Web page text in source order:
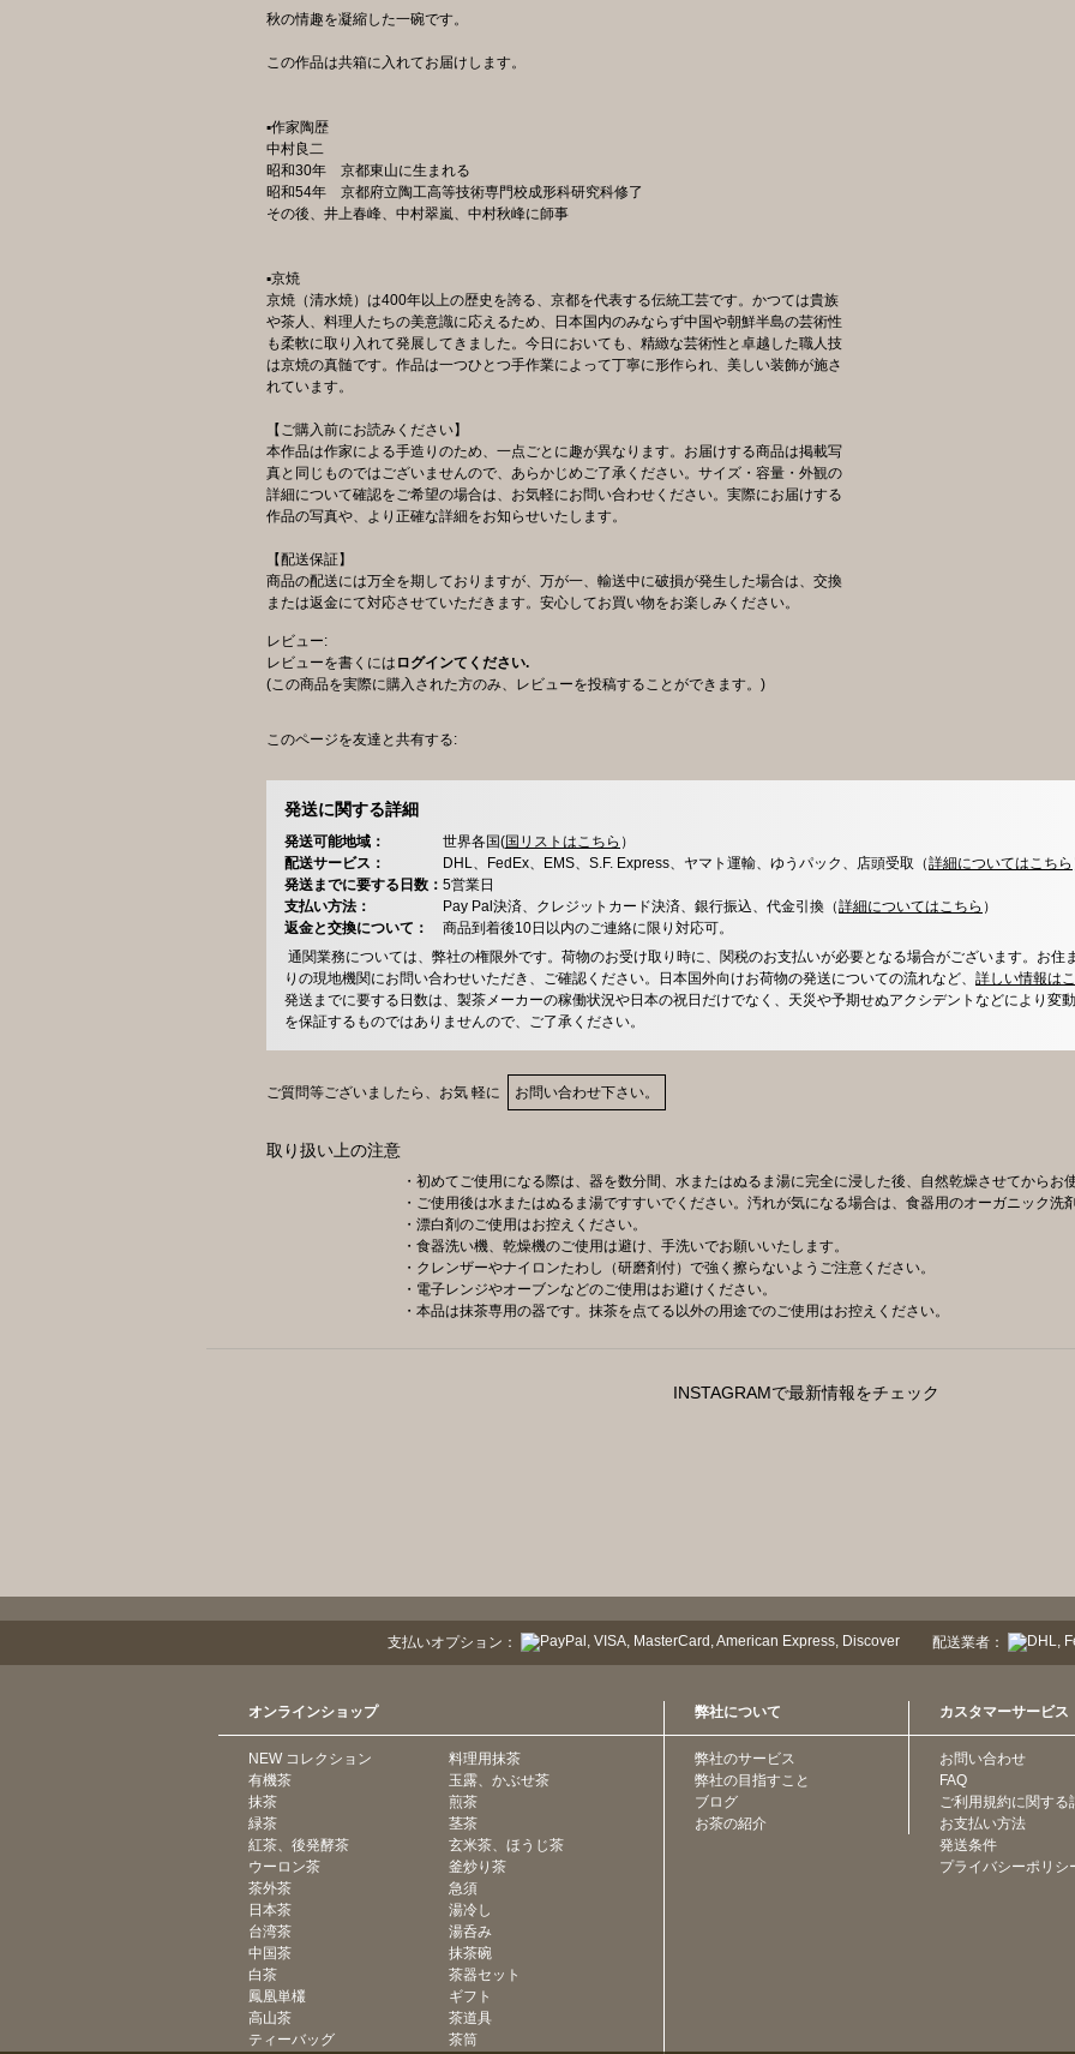
秋の情趣を凝縮した一碗です。
この作品は共箱に入れてお届けします。
▪️作家陶歴
中村良二
昭和30年 京都東山に生まれる
昭和54年 京都府立陶工高等技術専門校成形科研究科修了
その後、井上春峰、中村翠嵐、中村秋峰に師事
▪️京焼
京焼（清水焼）は400年以上の歴史を誇る、京都を代表する伝統工芸です。かつては貴族
や茶人、料理人たちの美意識に応えるため、日本国内のみならず中国や朝鮮半島の芸術性
も柔軟に取り入れて発展してきました。今日においても、精緻な芸術性と卓越した職人技
は京焼の真髄です。作品は一つひとつ手作業によって丁寧に形作られ、美しい装飾が施さ
れています。
【ご購入前にお読みください】
本作品は作家による手造りのため、一点ごとに趣が異なります。お届けする商品は掲載写
真と同じものではございませんので、あらかじめご了承ください。サイズ・容量・外観の
詳細について確認をご希望の場合は、お気軽にお問い合わせください。実際にお届けする
作品の写真や、より正確な詳細をお知らせいたします。
【配送保証】
商品の配送には万全を期しておりますが、万が一、輸送中に破損が発生した場合は、交換
または返金にて対応させていただきます。安心してお買い物をお楽しみください。
レビュー:
レビューを書くには ログインてください.
(この商品を実際に購入された方のみ、レビューを投稿することができます。)
このページを友達と共有する:
発送に関する詳細
発送可能地域： 世界各国(国リストはこちら ）
配送サービス：
DHL、FedEx、EMS、S.F. Express、ヤマト運輸、ゆうパック、店頭受取（詳細についてはこちら
発送までに要する日数： 5営業日
支払い方法：
Pay Pal決済、クレジットカード決済、銀行振込、代金引換（詳細についてはこちら ）
返金と交換について：
商品到着後10日以内のご連絡に限り対応可。
通関業務については、弊社の権限外です。荷物のお受け取り時に、関税のお支払いが必要となる場合がございます。お住
りの現地機関にお問い合わせいただき、ご確認ください。日本国外向けお荷物の発送についての流れなど、 詳しい情報は
発送までに要する日数は、製茶メーカーの稼働状況や日本の祝日だけでなく、天災や予期せぬアクシデントなどにより変
を保証するものではありませんので、ご了承ください。
ご質問等ございましたら、お気 軽に お問い合わせ下さい。
取り扱い上の注意
・初めてご使用になる際は、器を数分間、水またはぬるま湯に完全に浸した後、自然乾燥させてからお
・ご使用後は水またはぬるま湯ですすいでください。汚れが気になる場合は、食器用のオーガニック洗
・漂白剤のご使用はお控えください。
・食器洗い機、乾燥機のご使用は避け、手洗いでお願いいたします。
・クレンザーやナイロンたわし（研磨剤付）で強く擦らないようご注意ください。
・電子レンジやオーブンなどのご使用はお避けください。
・本品は抹茶専用の器です。抹茶を点てる以外の用途でのご使用はお控えください。
INSTAGRAMで最新情報をチェック
支払いオプション： 配送業者：
オンラインショップ
NEW コレクション
有機茶
抹茶
緑茶
紅茶、後発酵茶
ウーロン茶
茶外茶
日本茶
台湾茶
中国茶
白茶
鳳凰単欉
高山茶
ティーバッグ
料理用抹茶
玉露、かぶせ茶
煎茶
茎茶
玄米茶、ほうじ茶
釜炒り茶
急須
湯冷し
湯呑み
抹茶碗
茶器セット
ギフト
茶道具
茶筒
弊社について
弊社のサービス
弊社の目指すこと
ブログ
お茶の紹介
カスタマーサービス
お問い合わせ
FAQ
ご利用規約に関する
お支払い方法
発送条件
プライバシーポリシ